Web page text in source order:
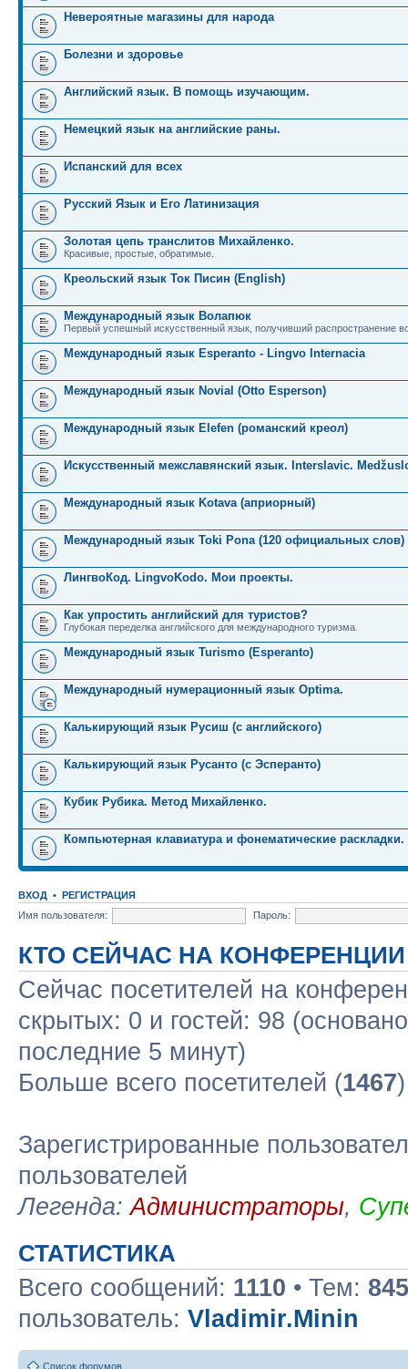
Невероятные магазины для народа
Болезни и здоровье
Английский язык. В помощь изучающим.
Немецкий язык на английские раны.
Испанский для всех
Русский Язык и Его Латинизация
Золотая цепь транслитов Михайленко.
Красивые, простые, обратимые.
Креольский язык Ток Писин (English)
Международный язык Волапюк
Первый успешный искусственный язык, получивший распространение
Международный язык Esperanto - Lingvo Internacia
Международный язык Novial (Otto Esperson)
Международный язык Elefen (романский креол)
Искусственный межславянский язык. Interslavic.
Международный язык Kotava (априорный)
Международный язык Toki Pona (120 официальных слов)
ЛингвоКод. LingvoKodo. Мои проекты.
Как упростить английский для туристов?
Глубокая переделка английского для международного туризма.
Международный язык Turismo (Esperanto)
Международный нумерационный язык Optima.
Калькирующий язык Русиш (с английского)
Калькирующий язык Русанто (с Эсперанто)
Кубик Рубика. Метод Михайленко.
Компьютерная клавиатура и фонематические раскладки.
ВХОД • РЕГИСТРАЦИЯ
Имя пользователя:
Пароль:
КТО СЕЙЧАС НА КОНФЕРЕНЦИИ
Сейчас посетителей на
скрытых: 0 и гостей: 98
последние 5 минут)
Больше всего посетителей (1467
Зарегистрированные
пользователей
Легенда:Администраторы,
СТАТИСТИКА
Всего сообщений: 1110 • Тем: 845
пользователь: Vladimir.Minin
Список форумов